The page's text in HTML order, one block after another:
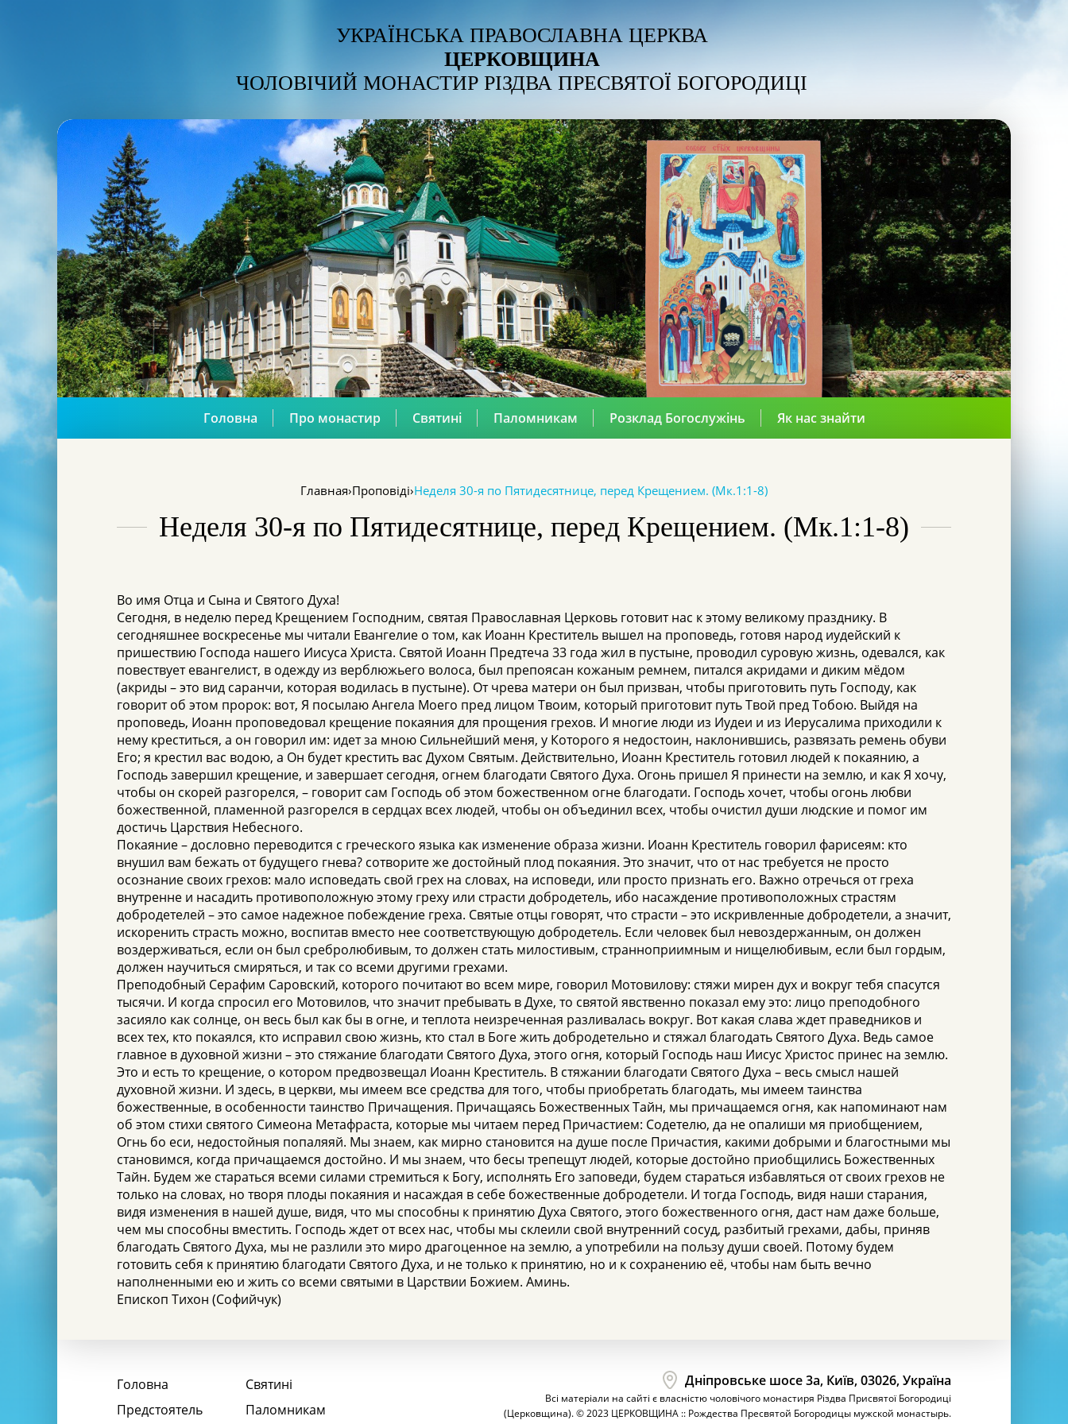
УКРАЇНСЬКА ПРАВОСЛАВНА ЦЕРКВА
ЦЕРКОВЩИНА
ЧОЛОВІЧИЙ МОНАСТИР РІЗДВА ПРЕСВЯТОЇ БОГОРОДИЦІ
Головна Про монастир Святині Паломникам Розклад Богослужінь Як нас знайти
Главная›Проповіді›Неделя 30-я по Пятидесятнице, перед Крещением. (Мк.1:1-8)
Неделя 30-я по Пятидесятнице, перед Крещением. (Мк.1:1-8)
Во имя Отца и Сына и Святого Духа!
Сегодня, в неделю перед Крещением Господним, святая Православная Церковь готовит нас к этому великому празднику. В
сегодняшнее воскресенье мы читали Евангелие о том, как Иоанн Креститель вышел на проповедь, готовя народ иудейский к
пришествию Господа нашего Иисуса Христа. Святой Иоанн Предтеча 33 года жил в пустыне, проводил суровую жизнь, одевался, как
повествует евангелист, в одежду из верблюжьего волоса, был препоясан кожаным ремнем, питался акридами и диким мёдом
(акриды – это вид саранчи, которая водилась в пустыне). От чрева матери он был призван, чтобы приготовить путь Господу, как
говорит об этом пророк: вот, Я посылаю Ангела Моего пред лицом Твоим, который приготовит путь Твой пред Тобою. Выйдя на
проповедь, Иоанн проповедовал крещение покаяния для прощения грехов. И многие люди из Иудеи и из Иерусалима приходили к
нему креститься, а он говорил им: идет за мною Сильнейший меня, у Которого я недостоин, наклонившись, развязать ремень обуви
Его; я крестил вас водою, а Он будет крестить вас Духом Святым. Действительно, Иоанн Креститель готовил людей к покаянию, а
Господь завершил крещение, и завершает сегодня, огнем благодати Святого Духа. Огонь пришел Я принести на землю, и как Я хочу,
чтобы он скорей разгорелся, – говорит сам Господь об этом божественном огне благодати. Господь хочет, чтобы огонь любви
божественной, пламенной разгорелся в сердцах всех людей, чтобы он объединил всех, чтобы очистил души людские и помог им
достичь Царствия Небесного.
Покаяние – дословно переводится с греческого языка как изменение образа жизни. Иоанн Креститель говорил фарисеям: кто
внушил вам бежать от будущего гнева? сотворите же достойный плод покаяния. Это значит, что от нас требуется не просто
осознание своих грехов: мало исповедать свой грех на словах, на исповеди, или просто признать его. Важно отречься от греха
внутренне и насадить противоположную этому греху или страсти добродетель, ибо насаждение противоположных страстям
добродетелей – это самое надежное побеждение греха. Святые отцы говорят, что страсти – это искривленные добродетели, а значит,
искоренить страсть можно, воспитав вместо нее соответствующую добродетель. Если человек был невоздержанным, он должен
воздерживаться, если он был сребролюбивым, то должен стать милостивым, странноприимным и нищелюбивым, если был гордым,
должен научиться смиряться, и так со всеми другими грехами.
Преподобный Серафим Саровский, которого почитают во всем мире, говорил Мотовилову: стяжи мирен дух и вокруг тебя спасутся
тысячи. И когда спросил его Мотовилов, что значит пребывать в Духе, то святой явственно показал ему это: лицо преподобного
засияло как солнце, он весь был как бы в огне, и теплота неизреченная разливалась вокруг. Вот какая слава ждет праведников и
всех тех, кто покаялся, кто исправил свою жизнь, кто стал в Боге жить добродетельно и стяжал благодать Святого Духа. Ведь самое
главное в духовной жизни – это стяжание благодати Святого Духа, этого огня, который Господь наш Иисус Христос принес на землю.
Это и есть то крещение, о котором предвозвещал Иоанн Креститель. В стяжании благодати Святого Духа – весь смысл нашей
духовной жизни. И здесь, в церкви, мы имеем все средства для того, чтобы приобретать благодать, мы имеем таинства
божественные, в особенности таинство Причащения. Причащаясь Божественных Тайн, мы причащаемся огня, как напоминают нам
об этом стихи святого Симеона Метафраста, которые мы читаем перед Причастием: Содетелю, да не опалиши мя приобщением,
Огнь бо еси, недостойныя попаляяй. Мы знаем, как мирно становится на душе после Причастия, какими добрыми и благостными мы
становимся, когда причащаемся достойно. И мы знаем, что бесы трепещут людей, которые достойно приобщились Божественных
Тайн. Будем же стараться всеми силами стремиться к Богу, исполнять Его заповеди, будем стараться избавляться от своих грехов не
только на словах, но творя плоды покаяния и насаждая в себе божественные добродетели. И тогда Господь, видя наши старания,
видя изменения в нашей душе, видя, что мы способны к принятию Духа Святого, этого божественного огня, даст нам даже больше,
чем мы способны вместить. Господь ждет от всех нас, чтобы мы склеили свой внутренний сосуд, разбитый грехами, дабы, приняв
благодать Святого Духа, мы не разлили это миро драгоценное на землю, а употребили на пользу души своей. Потому будем
готовить себя к принятию благодати Святого Духа, и не только к принятию, но и к сохранению её, чтобы нам быть вечно
наполненными ею и жить со всеми святыми в Царствии Божием. Аминь.
Епископ Тихон (Софийчук)
Головна
Предстоятель
Святині
Паломникам
Дніпровське шосе 3а, Київ, 03026, Україна
Всі матеріали на сайті є власністю чоловічого монастиря Різдва Присвятої Богородиці
(Церковщина). © 2023 ЦЕРКОВЩИНА :: Рождества Пресвятой Богородицы мужской монастырь.